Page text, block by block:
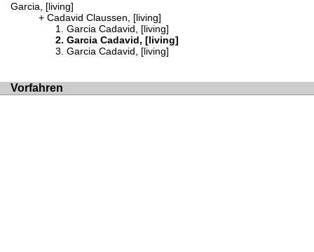
Garcia, [living]
Cadavid Claussen, [living]
Garcia Cadavid, [living]
Garcia Cadavid, [living]
Garcia Cadavid, [living]
Vorfahren